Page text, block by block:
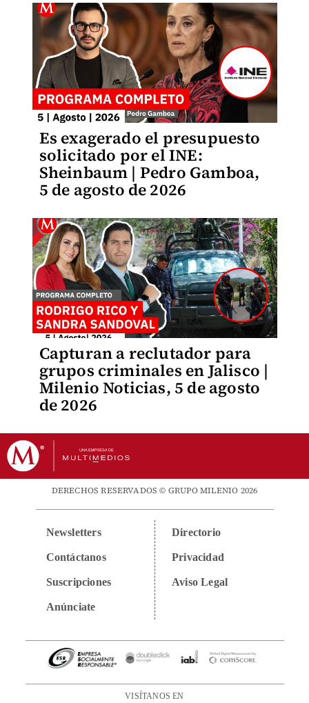
Es exagerado el presupuesto
solicitado por el INE:
Sheinbaum | Pedro Gamboa,
5 de agosto de 2026
Capturan a reclutador para
grupos criminales en Jalisco |
Milenio Noticias, 5 de agosto
de 2026
DERECHOS RESERVADOS © GRUPO MILENIO 2026
Newsletters
Contáctanos
Suscripciones
Anúnciate
Directorio
Privacidad
Aviso Legal
VISÍTANOS EN